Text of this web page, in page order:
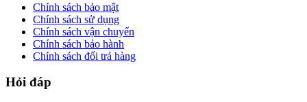
Chính sách bảo mật
Chính sách sử dụng
Chính sách vận chuyển
Chính sách bảo hành
Chính sách đổi trả hàng
Hỏi đáp